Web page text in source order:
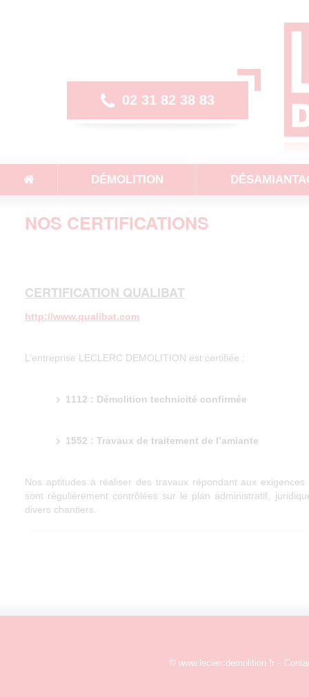
02 31 82 38 83
DÉMOLITION
NOS CERTIFICATIONS
CERTIFICATION QUALIBAT
http://www.qualibat.com
L’entreprise LECLERC DEMOLITION est certifiée :
1112 : Démolition technicité confirmée
1552 : Travaux de traitement de l’amiante
Nos aptitudes à réaliser des travaux répondant aux
sont régulièrement contrôlées sur le plan administratif,
divers chantiers.
© www.leclercdemolition.fr -